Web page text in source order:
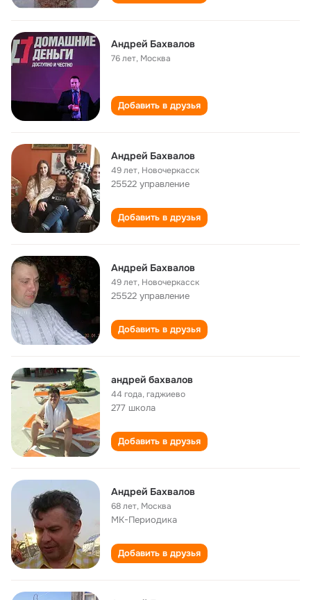
Андрей Бахвалов
76 лет, Москва
Добавить в друзья
Андрей Бахвалов
49 лет, Новочеркасск
25522 управление
Добавить в друзья
Андрей Бахвалов
49 лет, Новочеркасск
25522 управление
Добавить в друзья
андрей бахвалов
44 года,гаджиево
277 школа
Добавить в друзья
Андрей Бахвалов
68 лет, Москва
МК-Периодика
Добавить в друзья